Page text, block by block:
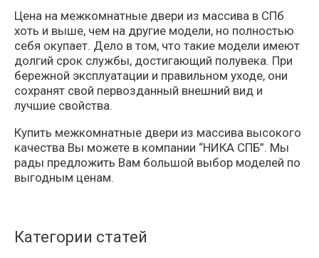
Цена на межкомнатные двери из массива в СПб
хоть и выше, чем на другие модели, но полностью
себя окупает. Дело в том, что такие модели имеют
долгий срок службы, достигающий полувека. При
бережной эксплуатации и правильном уходе, они
сохранят свой первозданный внешний вид и
лучшие свойства.
Купить межкомнатные двери из массива высокого
качества Вы можете в компании “НИКА СПБ”. Мы
рады предложить Вам большой выбор моделей по
выгодным ценам.
Категории статей